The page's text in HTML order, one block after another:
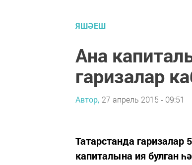
ЯШӘЕШ
Ана
гаризалар
Автор, 27 апрель 2015 - 09:51
Татарстанда
капиталына ия булган